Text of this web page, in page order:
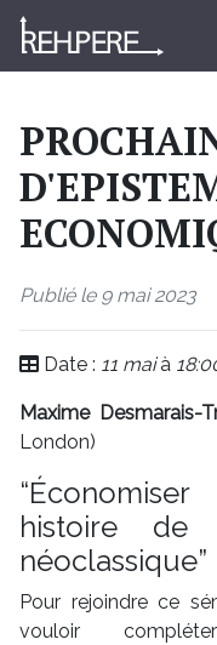
Publié le 9 mai 2023
Date : 11 maià
Maxime Desmarais-
London)
histoire de
néoclassique”
Pour rejoindre ce
vouloir